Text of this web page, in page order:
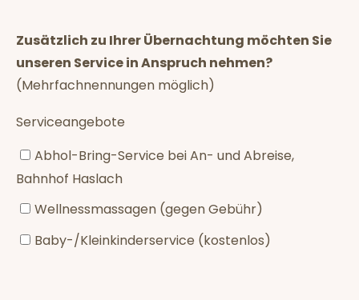
Zusätzlich zu Ihrer Übernachtung möchten Sie
unseren Service in Anspruch nehmen?
(Mehrfachnennungen möglich)
Serviceangebote
Abhol-Bring-Service bei An- und Abreise,
Bahnhof Haslach
Wellnessmassagen (gegen Gebühr)
Baby-/Kleinkinderservice (kostenlos)